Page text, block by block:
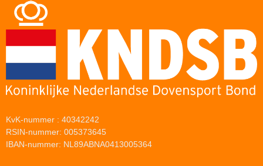
KvK-nummer : 40342242
RSIN-nummer: 005373645
IBAN-nummer: NL89ABNA0413005364